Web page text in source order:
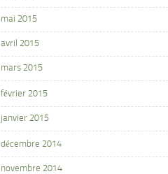
mai 2015
avril 2015
mars 2015
février 2015
janvier 2015
décembre 2014
novembre 2014